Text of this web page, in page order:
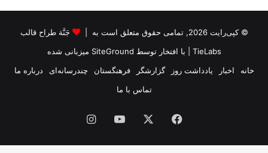
© کپی‌رایت 2026, تمامی حقوق متعلق است به |
جَنَّة طراح قالب
TieLabs | با افتخار توسط SiteGround میزبانی شده
خانه
اخبار یادداشت روز گزارشگر فرهنگستان چندرسانه‌ای
درباره ما
تماس با ما
فیس
بوک
یوتیوب